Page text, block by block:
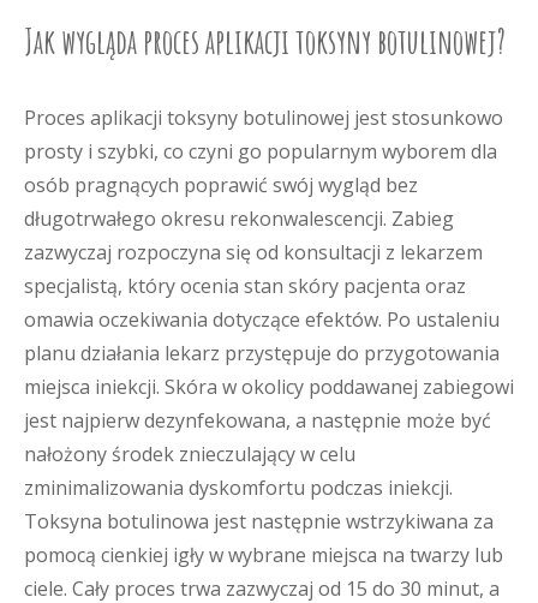
Jak wygląda proces aplikacji toksyny botulinowej?
Proces aplikacji toksyny botulinowej jest stosunkowo
prosty i szybki, co czyni go popularnym wyborem dla
osób pragnących poprawić swój wygląd bez
długotrwałego okresu rekonwalescencji. Zabieg
zazwyczaj rozpoczyna się od konsultacji z lekarzem
specjalistą, który ocenia stan skóry pacjenta oraz
omawia oczekiwania dotyczące efektów. Po ustaleniu
planu działania lekarz przystępuje do przygotowania
miejsca iniekcji. Skóra w okolicy poddawanej zabiegowi
jest najpierw dezynfekowana, a następnie może być
nałożony środek znieczulający w celu
zminimalizowania dyskomfortu podczas iniekcji.
Toksyna botulinowa jest następnie wstrzykiwana za
pomocą cienkiej igły w wybrane miejsca na twarzy lub
ciele. Cały proces trwa zazwyczaj od 15 do 30 minut, a